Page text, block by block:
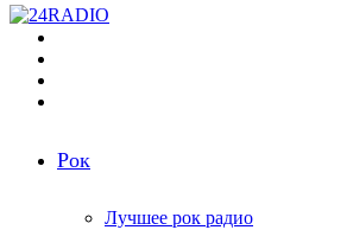
Рок
Лучшее рок радио